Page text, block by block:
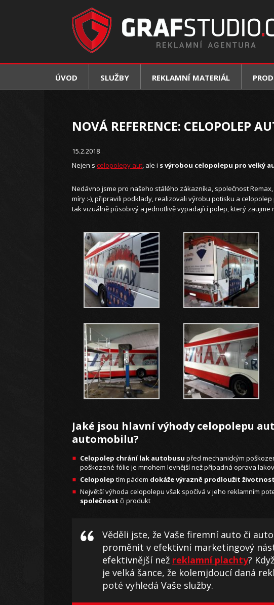
ÚVOD SLUŽBY REKLAMNÍ MATERIÁL
NOVÁ REFERENCE: CELOPOLEP
15.2.2018
Nejen s celopolepy aut, ale i s výrobou celopolepu pro velký
Nedávno jsme pro našeho stálého zákazníka, společnost
míry :-), připravili podklady, realizovali výrobu potisku a
tak vizuálně působivý a jednotlivě vypadající polep, který zaujme
Jaké jsou hlavní výhody celopolepu
automobilu?
Celopolep chrání lak autobusu před mechanickým
poškozené fólie je mnohem levnější než případná oprava
Celopolep tím pádem dokáže výrazně prodloužit
Největší výhoda celopolepu však spočívá v jeho reklamním
společnost či produkt
Věděli jste, že Vaše firemní auto či
proměnit v efektivní marketingový
efektivnější než reklamní plachty?
je velká šance, že kolemjdoucí daná
poté vyhledá Vaše služby.